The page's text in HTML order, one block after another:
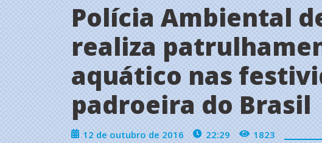
Polícia Ambiental
realiza
aquático nas
padroeira do Brasil
12 de outubro de 2016 22:29 1823